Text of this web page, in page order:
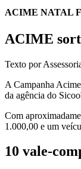
ACIME NATAL
ACIME
Texto por
A Campanha
da agência do
Com
1.000,00 e um
10 vale-